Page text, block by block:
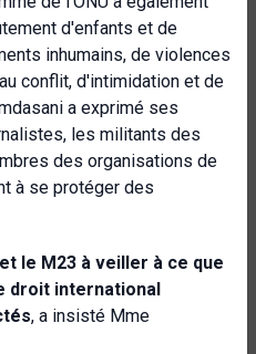
d'enfants et de
inhumains, de violences
conflit, d'intimidation et de
a exprimé ses
les militants des
des organisations de
à se protéger des
le M23 à veiller à ce que
droit international
, a insisté Mme